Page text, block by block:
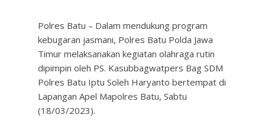
Polres Batu – Dalam mendukung program
kebugaran jasmani, Polres Batu Polda Jawa
Timur melaksanakan kegiatan olahraga rutin
dipimpin oleh PS. Kasubbagwatpers Bag SDM
Polres Batu Iptu Soleh Haryanto bertempat di
Lapangan Apel Mapolres Batu, Sabtu
(18/03/2023).